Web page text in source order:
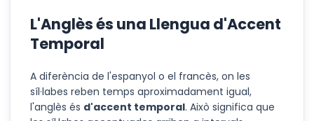
L'Anglès és una Llengua d'Accent
Temporal
A diferència de l'espanyol o el francès, on les
síl·labes reben temps aproximadament igual,
l'anglès és d'accent temporal. Això significa que